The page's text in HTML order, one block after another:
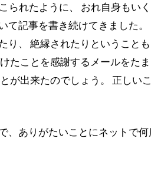
られたように、 おれ自身もい
て記事を書き続けてきました。
り、 絶縁されたりということ
たことを感謝するメールをた
が出来たのでしょう。 正しい
、ありがたいことにネットで